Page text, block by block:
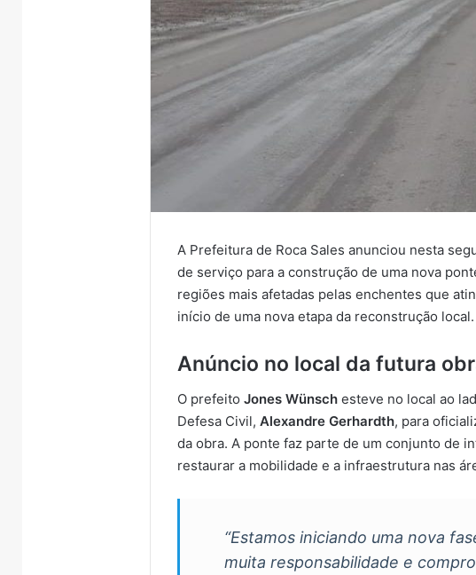
A Prefeitura de Roca Sales anunciou nesta
de serviço para a construção de uma nova
regiões mais afetadas pelas enchentes que
início de uma nova etapa da reconstrução local.
Anúncio no local da futura
O prefeitoJones Wünsch esteve no local ao
Defesa Civil,Alexandre Gerhardth, para
da obra. A ponte faz parte de um conjunto de
restaurar a mobilidade e a infraestrutura nas
“Estamos iniciando uma nova
muita responsabilidade e